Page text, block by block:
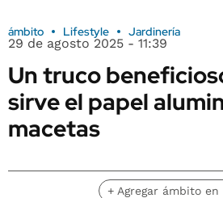
ámbito Lifestyle Jardinería
29 de agosto 2025 - 11:39
Un truco
sirve el papel
macetas
+ Agregar ámbito en